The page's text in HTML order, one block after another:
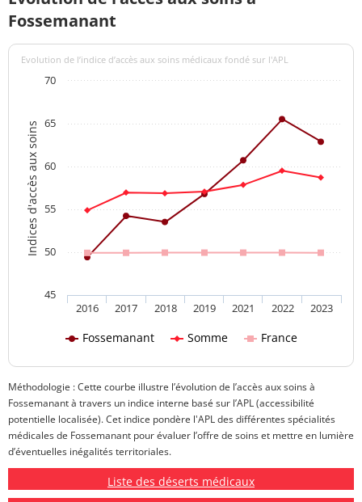
Fossemanant
Indices d'accès aux soins
Evolution de l’indice d’accès aux soins médicaux fondé sur l'APL
Fossemanant Somme France
2016 2017 2018 2019 2021 2022 2023
45
50
55
60
65
70
Méthodologie : Cette courbe illustre l’évolution de l’accès aux soins à
Fossemanant à travers un indice interne basé sur l’APL (accessibilité
potentielle localisée). Cet indice pondère l'APL des différentes spécialités
médicales de Fossemanant pour évaluer l’offre de soins et mettre en lumière
d’éventuelles inégalités territoriales.
Liste des déserts médicaux